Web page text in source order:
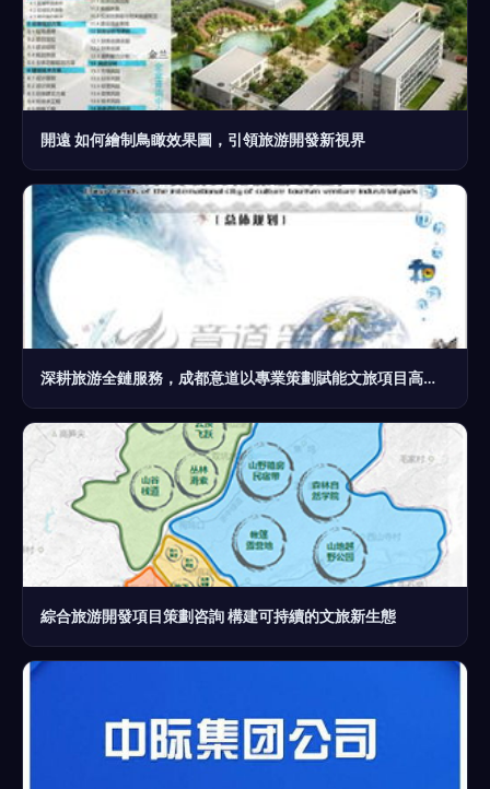
開遠 如何繪制鳥瞰效果圖，引領旅游開發新視界
深耕旅游全鏈服務，成都意道以專業策劃賦能文旅項目高質量發展
綜合旅游開發項目策劃咨詢 構建可持續的文旅新生態